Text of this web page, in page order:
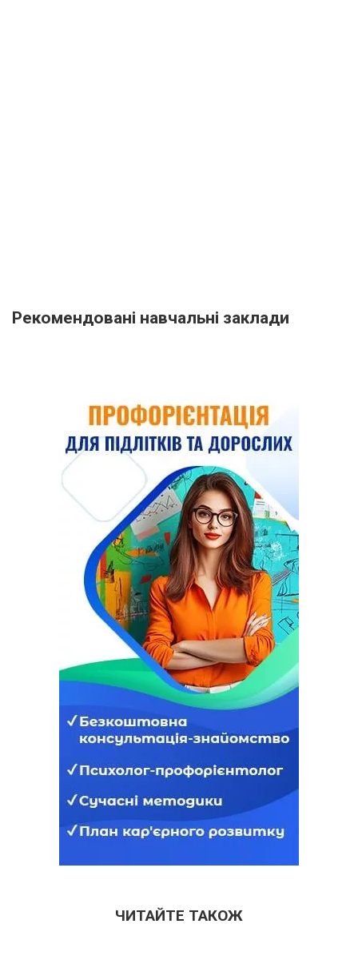
Рекомендовані навчальні заклади
ЧИТАЙТЕ ТАКОЖ